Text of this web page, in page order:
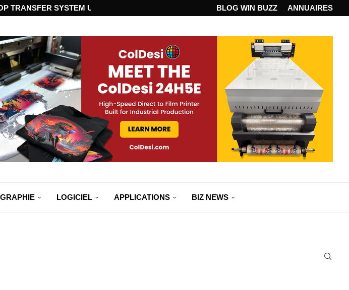
TRANSFER SYSTEM USING STANDARD... BLOG WIN BUZZ ANNUAIRES
LOGICIEL APPLICATIONS BIZ NEWS